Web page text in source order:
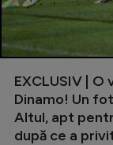
EXCLUSIV |
Dinamo! Un
Altul, apt
după ce a